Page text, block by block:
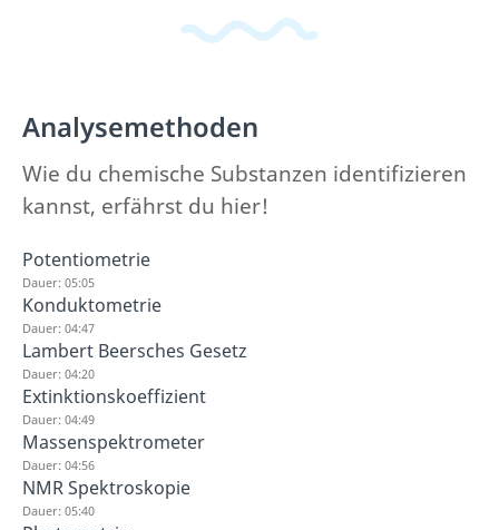
Analysemethoden
Wie du chemische Substanzen identifizieren
kannst, erfährst du hier!
Potentiometrie
Dauer: 05:05
Konduktometrie
Dauer: 04:47
Lambert Beersches Gesetz
Dauer: 04:20
Extinktionskoeffizient
Dauer: 04:49
Massenspektrometer
Dauer: 04:56
NMR Spektroskopie
Dauer: 05:40